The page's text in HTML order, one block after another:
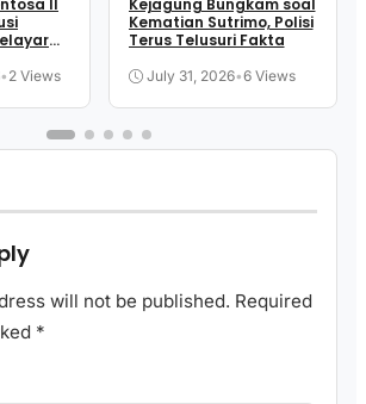
II
• 2 Views
Kejagung Bungkam soal
Kematian Sutrimo, Polisi
Terus Telusuri Fakta
July 31, 2026•6 Views
will not be published. Required
*